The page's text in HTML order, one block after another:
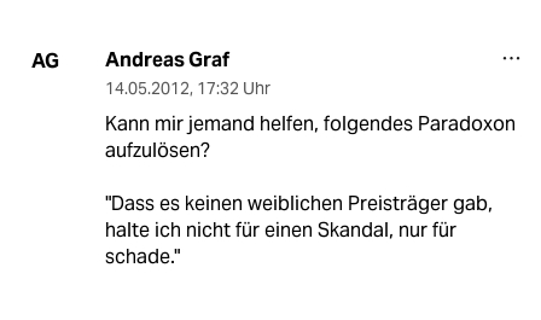
AG Andreas Graf
14.05.2012, 17:32 Uhr
Kann mir jemand helfen, folgendes Paradoxon
aufzulösen?
"Dass es keinen weiblichen Preisträger gab,
halte ich nicht für einen Skandal, nur für
schade."